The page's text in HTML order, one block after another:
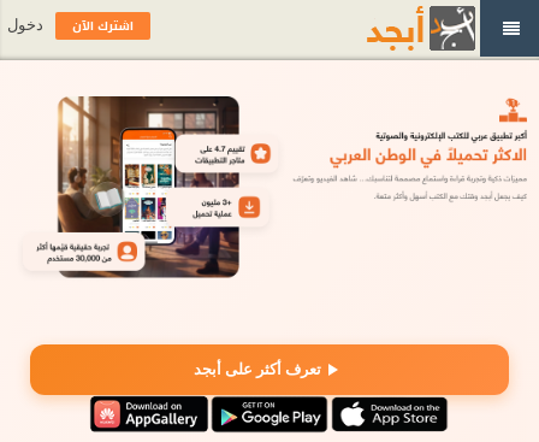
تعرف أكثر على أبجد
اشترك الآن دخول